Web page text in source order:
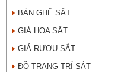
BÀN GHẾ SẮT
GIÁ HOA SẮT
GIÁ RƯỢU SẮT
ĐỒ TRANG TRÍ SẮT